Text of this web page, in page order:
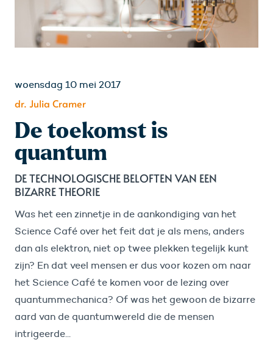
woensdag 10 mei 2017
dr. Julia Cramer
De toekomst is
quantum
DE TECHNOLOGISCHE BELOFTEN VAN EEN
BIZARRE THEORIE
Was het een zinnetje in de aankondiging van het
Science Café over het feit dat je als mens, anders
dan als elektron, niet op twee plekken tegelijk kunt
zijn? En dat veel mensen er dus voor kozen om naar
het Science Café te komen voor de lezing over
quantummechanica? Of was het gewoon de bizarre
aard van de quantumwereld die de mensen
intrigeerde...